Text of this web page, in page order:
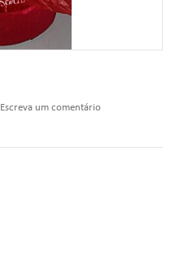
Escreva um comentário